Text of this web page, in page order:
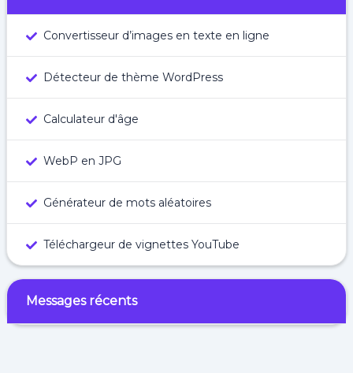
Convertisseur d’images en texte en ligne
Détecteur de thème WordPress
Calculateur d'âge
WebP en JPG
Générateur de mots aléatoires
Téléchargeur de vignettes YouTube
Messages récents